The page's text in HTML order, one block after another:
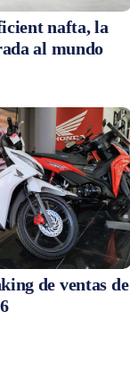
nafta, la
al mundo
de ventas de